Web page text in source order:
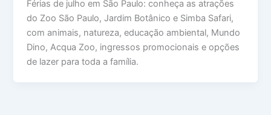
Férias de julho em São Paulo: conheça as atrações
do Zoo São Paulo, Jardim Botânico e Simba Safari,
com animais, natureza, educação ambiental, Mundo
Dino, Acqua Zoo, ingressos promocionais e opções
de lazer para toda a família.